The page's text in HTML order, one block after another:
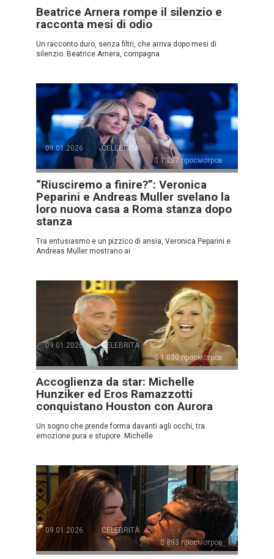
Beatrice Arnera rompe il silenzio e
racconta mesi di odio
Un racconto duro, senza filtri, che arriva dopo mesi di
silenzio. Beatrice Arnera, compagna
09.01.2026
CELEBRITÀ
1.287 просмотров
“Riusciremo a finire?”: Veronica
Peparini e Andreas Muller svelano la
loro nuova casa a Roma stanza dopo
stanza
Tra entusiasmo e un pizzico di ansia, Veronica Peparini e
Andreas Muller mostrano ai
09.01.2026
CELEBRITÀ
1.030 просмотров
Accoglienza da star: Michelle
Hunziker ed Eros Ramazzotti
conquistano Houston con Aurora
Un sogno che prende forma davanti agli occhi, tra
emozione pura e stupore. Michelle
09.01.2026
CELEBRITÀ
893 просмотров